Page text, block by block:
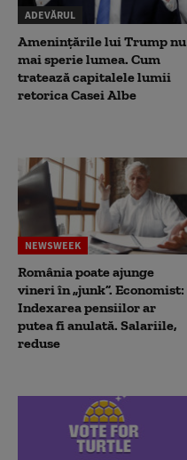
ADEVĂRUL
Amenințările lui Trump nu
mai sperie lumea. Cum
tratează capitalele lumii
retorica Casei Albe
NEWSWEEK
România poate ajunge
vineri în „junk”. Economist:
Indexarea pensiilor ar
putea fi anulată. Salariile,
reduse